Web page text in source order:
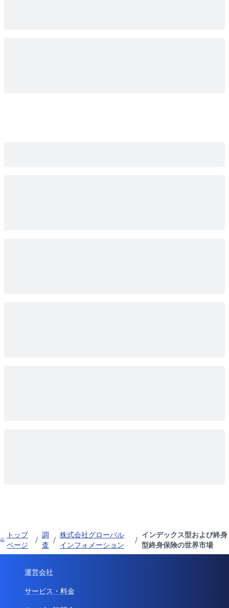
トップ
ページ
/
調
査
/
株式会社グローバル
インフォメーション
/
インデックス型および終身
型終身保険の世界市場
運営会社
サービス・料金